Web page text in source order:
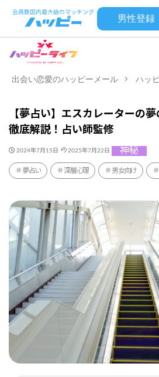
男性登録
出会い恋愛のハッピーメール ハッ
【夢占い】エスカレーターの
徹底解説！占い師監修
2024年7月15日 2025年7月22日 神秘
夢占い 深層心理 男女向け